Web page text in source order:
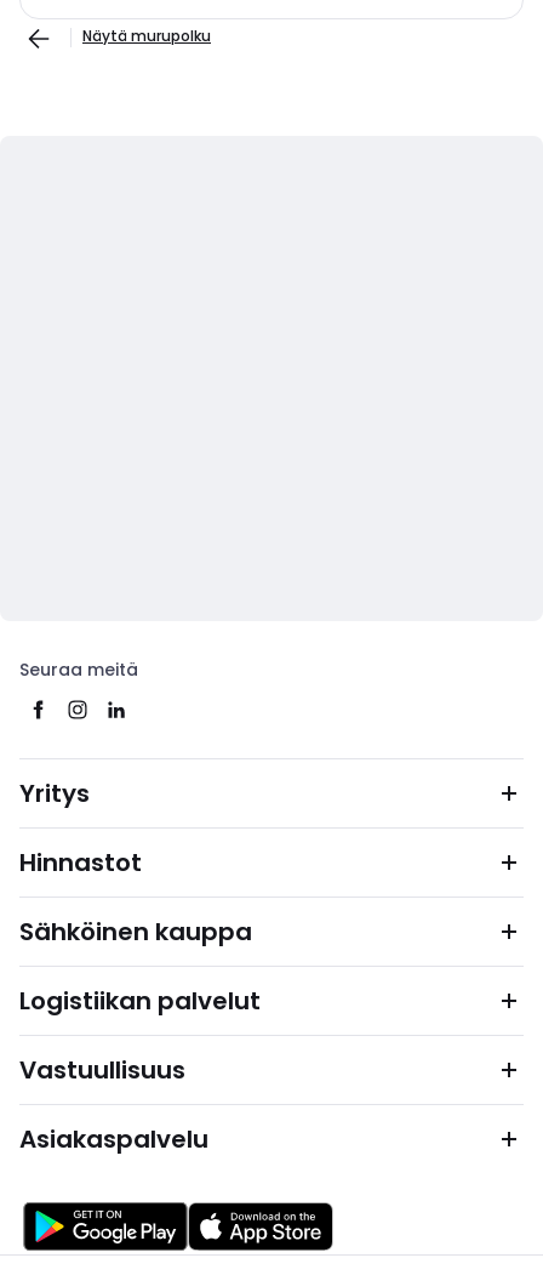
Näytä murupolku
Seuraa meitä
Yritys
Hinnastot
Sähköinen kauppa
Logistiikan palvelut
Vastuullisuus
Asiakaspalvelu